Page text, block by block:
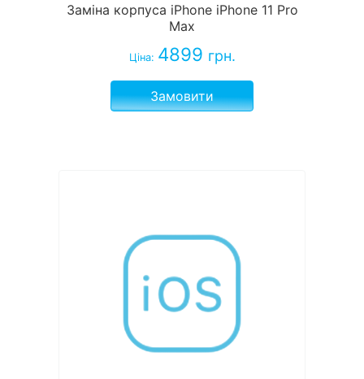
Заміна корпуса iPhone iPhone 11 Pro
Max
Ціна: 4899 грн.
Замовити